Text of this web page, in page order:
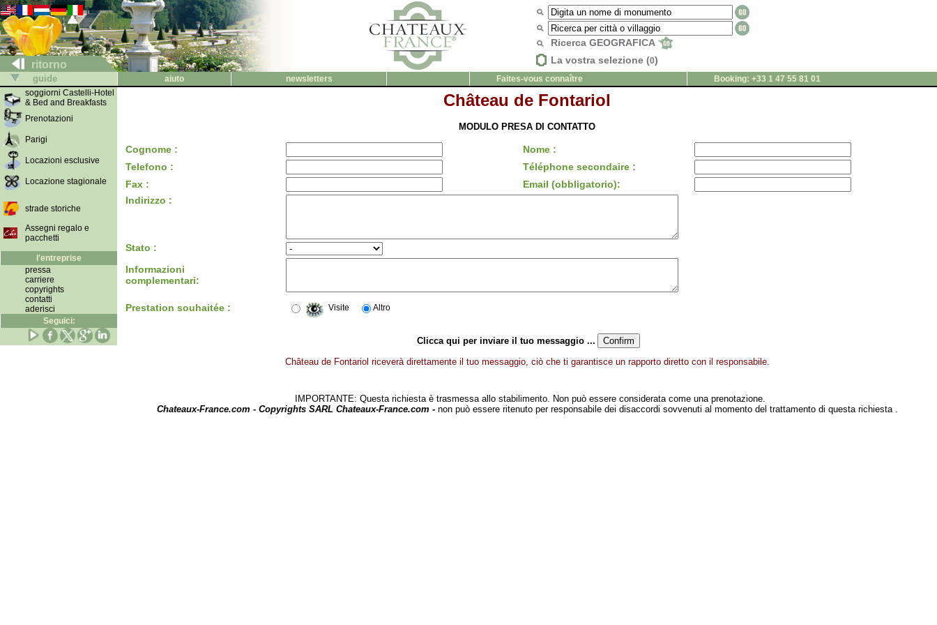
ritorno
Ricerca GEOGRAFICA
La vostra selezione (0)
guide aiuto newsletters Faites-vous connaître
Booking: +33 1 47 55 81 01
soggiorni Castelli-Hotel
& Bed and Breakfasts
Prenotazioni
Parigi
Locazioni esclusive
Locazione stagionale
strade storiche
Assegni regalo e
pacchetti
l'entreprise
pressa
carriere
copyrights
contatti
aderisci
Seguici:
Château de Fontariol
MODULO PRESA DI CONTATTO
Cognome :
Nome :
Telefono :
Téléphone secondaire :
Fax :
Email (obbligatorio):
Indirizzo :
Stato :
Informazioni
complementari:
Prestation souhaitée : Visite Altro
Clicca qui per inviare il tuo messaggio ...
Château de Fontariol riceverà direttamente il tuo messaggio, ciò che ti garantisce un rapporto diretto con il responsabile.
IMPORTANTE: Questa richiesta è trasmessa allo stabilimento. Non può essere considerata come una prenotazione.
Chateaux-France.com - Copyrights SARL Chateaux-France.com - non può essere ritenuto per responsabile dei disaccordi sovvenuti al momento del trattamento di questa richiesta .